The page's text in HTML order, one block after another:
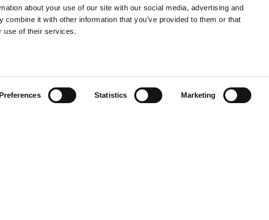
about your use of our site with our social media, advertising and
combine it with other information that you’ve provided to them or that
use of their services.
Preferences Statistics Marketing